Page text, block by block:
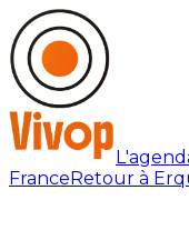
FranceRetour à